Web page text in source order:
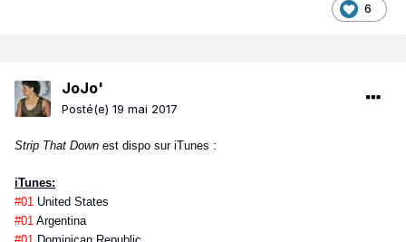
6
JoJo'
Posté(e) 19 mai 2017
Strip That Down est dispo sur iTunes :
iTunes:
#01 United States
#01 Argentina